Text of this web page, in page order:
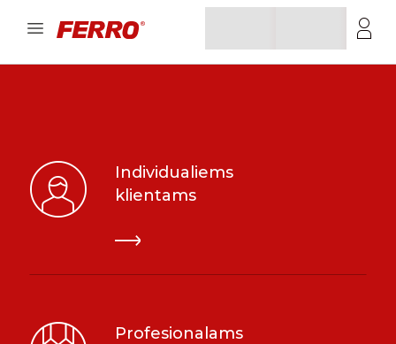
Individualiems
klientams
Profesionalams